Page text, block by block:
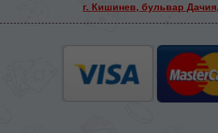
г. Кишинев, бульвар